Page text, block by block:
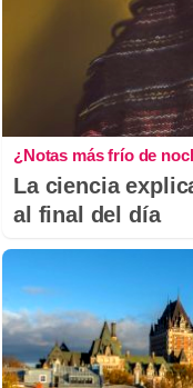
¿Notas más frío de
La ciencia
al final del día